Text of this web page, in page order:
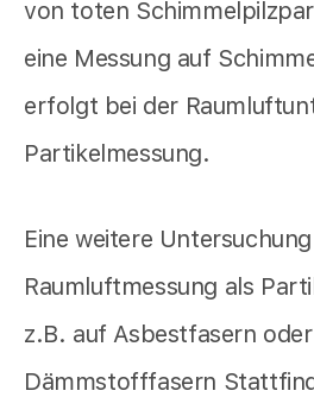
von toten
eine Messung auf
erfolgt bei der
Partikelmessung.
Eine weitere
Raumluftmessung als
z.B. auf Asbestfasern
Dämmstofffasern